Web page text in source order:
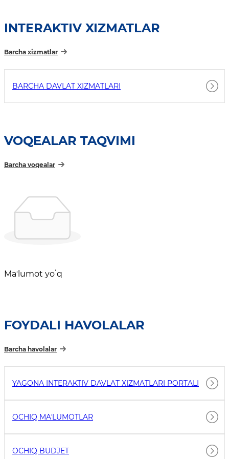
INTERAKTIV XIZMATLAR
Barcha xizmatlar
BARCHA DAVLAT XIZMATLARI
VOQEALAR TAQVIMI
Barcha voqealar
Maʼlumot yoʻq
FOYDALI HAVOLALAR
Barcha havolalar
YAGONA INTERAKTIV DAVLAT XIZMATLARI PORTALI
OCHIQ MAʼLUMOTLAR
OCHIQ BUDJET